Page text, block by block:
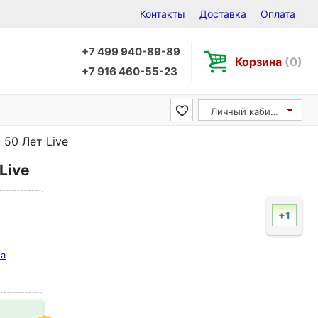
Контакты Доставка Оплата
+7 499 940-89-89
+7 916 460-55-23
Корзина (0)
Личный кабинет
Лет Live
+1